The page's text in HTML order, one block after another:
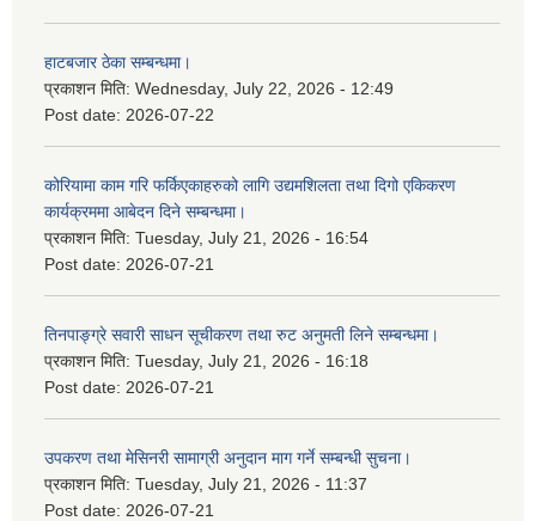
हाटबजार ठेका सम्बन्धमा।
प्रकाशन मिति: Wednesday, July 22, 2026 - 12:49
Post date: 2026-07-22
कोरियामा काम गरि फर्किएकाहरुको लागि उद्यमशिलता तथा दिगो एकिकरण
कार्यक्रममा आबेदन दिने सम्बन्धमा।
प्रकाशन मिति: Tuesday, July 21, 2026 - 16:54
Post date: 2026-07-21
तिनपाङ्ग्रे सवारी साधन सूचीकरण तथा रुट अनुमती लिने सम्बन्धमा।
प्रकाशन मिति: Tuesday, July 21, 2026 - 16:18
Post date: 2026-07-21
उपकरण तथा मेसिनरी सामाग्री अनुदान माग गर्ने सम्बन्धी सुचना।
प्रकाशन मिति: Tuesday, July 21, 2026 - 11:37
Post date: 2026-07-21